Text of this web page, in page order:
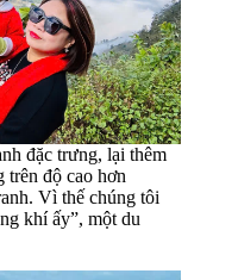
đặc trưng, lại thêm
trên độ cao hơn
Vì thế chúng tôi
khí ấy”, một du